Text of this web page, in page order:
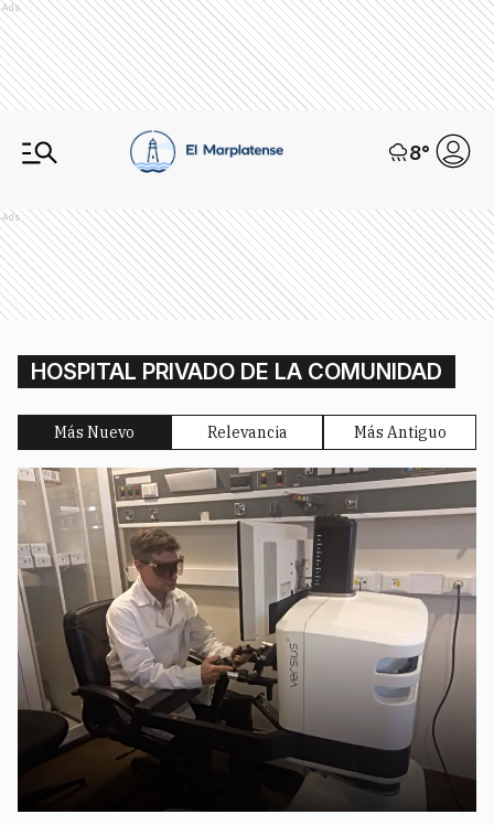
Ads
8°
Ads
HOSPITAL PRIVADO DE LA COMUNIDAD
Más Nuevo Relevancia Más Antiguo